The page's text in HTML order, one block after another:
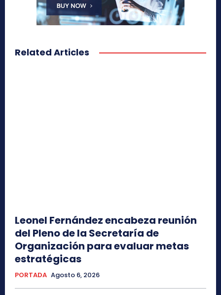
Related Articles
Leonel Fernández encabeza reunión
del Pleno de la Secretaría de
Organización para evaluar metas
estratégicas
PORTADA Agosto 6, 2026